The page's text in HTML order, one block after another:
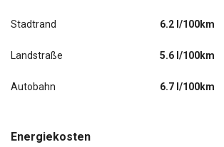
Stadtrand 6.2 l/100km
Landstraße 5.6 l/100km
Autobahn 6.7 l/100km
Energiekosten